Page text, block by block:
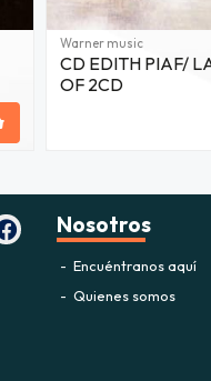
Warner music
CD EDITH PIAF/
OF 2CD
Nosotros
Encuéntranos aquí
Quienes somos